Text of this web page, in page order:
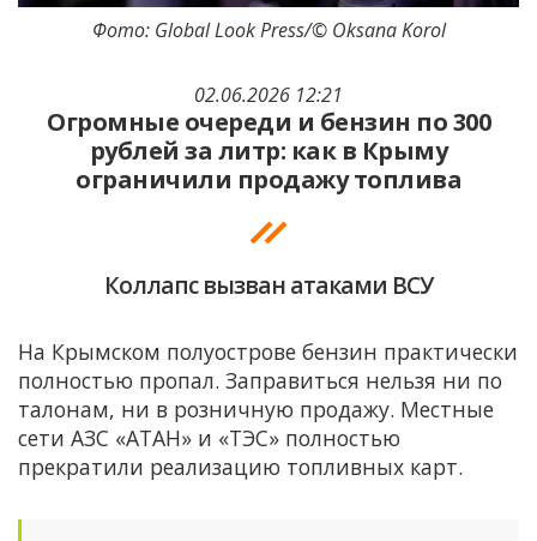
02.06.2026 12:21
Огромные очереди и бензин по 300
рублей за литр: как в Крыму
ограничили продажу топлива
Коллапс вызван атаками ВСУ
Фото: Global Look Press/© Oksana Korol
На Крымском полуострове бензин практически
полностью пропал. Заправиться нельзя ни по
талонам, ни в розничную продажу. Местные
сети АЗС «АТАН» и «ТЭС» полностью
прекратили реализацию топливных карт.